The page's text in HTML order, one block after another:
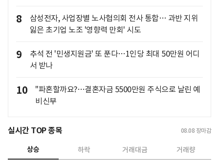
8
삼성전자, 사업장별 노사협의회 전사 통합… 과반 지위
잃은 초기업 노조 '영향력 만회' 시도
9
추석 전 '민생지원금' 또 푼다…1인당 최대 50만원 어디
서 받나
10
"파혼할까요?…결혼자금 5500만원 주식으로 날린 예
비신부
실시간 TOP 종목 08.08 장마감
상승 하락 거래대금 거래량